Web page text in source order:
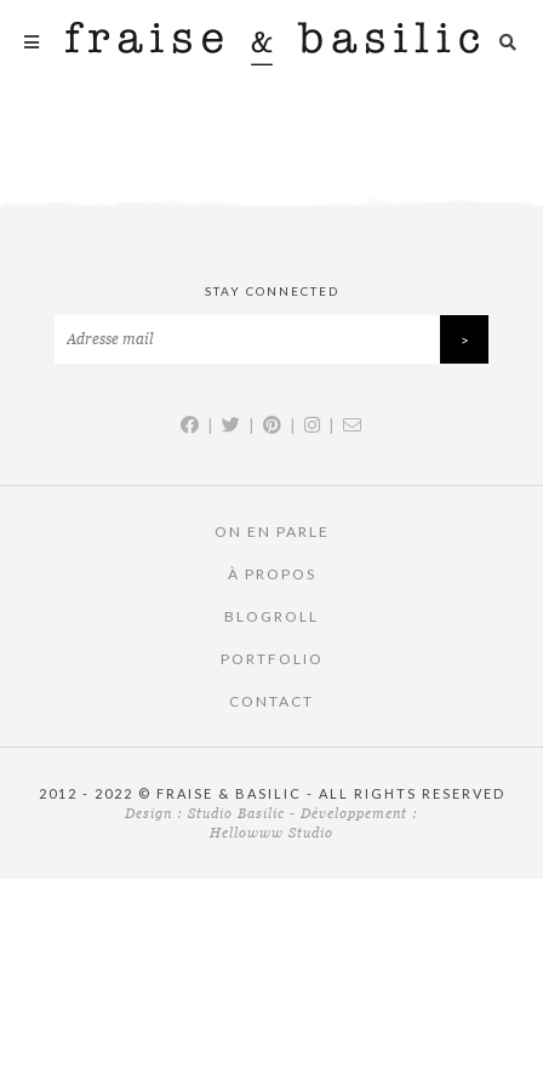
STAY CONNECTED
| | | |
ON EN PARLE
À PROPOS
BLOGROLL
PORTFOLIO
CONTACT
2012 - 2022 © FRAISE & BASILIC - ALL RIGHTS RESERVED
Design : Studio Basilic - Développement :
Hellowww Studio